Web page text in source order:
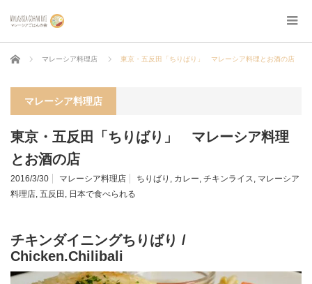
ホーム マレーシア料理店 東京・五反田「ちりばり」 マレーシア料理とお酒の店
マレーシア料理店
東京・五反田「ちりばり」 マレーシア料理
とお酒の店
2016/3/30 マレーシア料理店 ちりばり , カレー, チキンライス, マレーシア
料理店, 五反田 , 日本で食べられる
チキンダイニングちりばり /
Chicken.Chilibali